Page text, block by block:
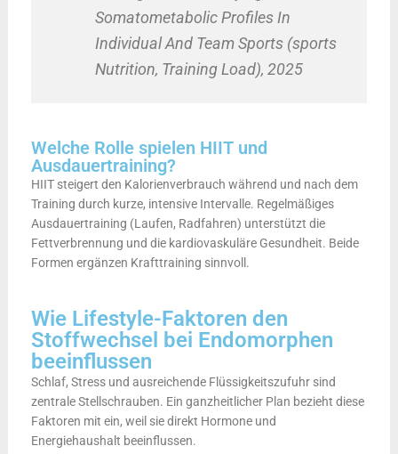
Somatometabolic Profiles In
Individual And Team Sports (sports
Nutrition, Training Load), 2025
Welche Rolle spielen HIIT und
Ausdauertraining?
HIIT steigert den Kalorienverbrauch während und nach dem
Training durch kurze, intensive Intervalle. Regelmäßiges
Ausdauertraining (Laufen, Radfahren) unterstützt die
Fettverbrennung und die kardiovaskuläre Gesundheit. Beide
Formen ergänzen Krafttraining sinnvoll.
Wie Lifestyle-Faktoren den
Stoffwechsel bei Endomorphen
beeinflussen
Schlaf, Stress und ausreichende Flüssigkeitszufuhr sind
zentrale Stellschrauben. Ein ganzheitlicher Plan bezieht diese
Faktoren mit ein, weil sie direkt Hormone und
Energiehaushalt beeinflussen.